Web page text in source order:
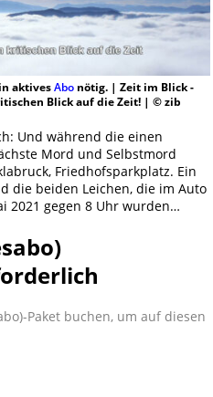
aktivesAbonötig. | Zeit im Blick -
Blick auf die Zeit! | © zib
Und während die einen
Mord und Selbstmord
Friedhofsparkplatz. Ein
die beiden Leichen, die im Auto
2021 gegen 8 Uhr wurden…
Paket buchen, um auf diesen